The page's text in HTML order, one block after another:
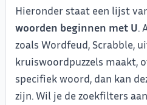
Hieronder staat een lijst
woorden beginnen met U.
zoals Wordfeud, Scrabble,
kruiswoordpuzzels maakt,
specifiek woord, dan kan
zijn. Wil je de zoekfilters